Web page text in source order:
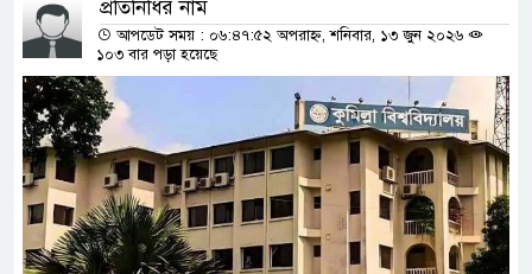
প্রতিনিধির নাম
আপডেট সময় : ০৬:৪৭:৫২ অপরাহ্ন, শনিবার, ১৩ জুন ২০২৬
১০৩ বার পড়া হয়েছে